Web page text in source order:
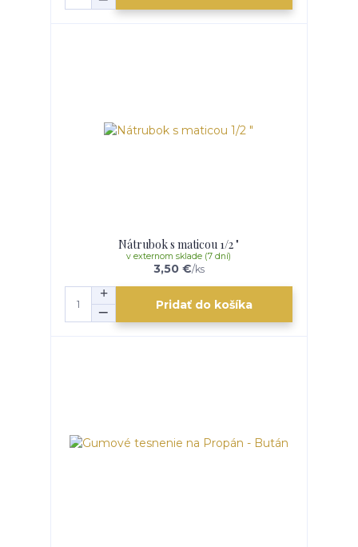
Nátrubok s maticou 1/2 "
3,50 €/ks
v externom sklade (7 dní)
Pridať do košíka